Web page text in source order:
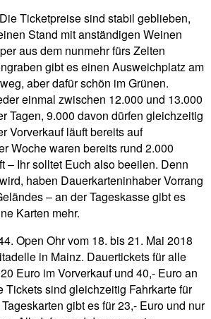
Ticketpreise sind stabil geblieben,
Stand mit anständigen Weinen
aus dem nunmehr fürs Zelten
gibt es einen Ausweichplatz am
aber dafür schön im Grünen.
einmal zwischen 12.000 und 13.000
Tagen, 9.000 davon dürfen gleichzeitig
Vorverkauf läuft bereits auf
Woche waren bereits rund 2.000
– Ihr solltet Euch also beeilen. Denn
haben Dauerkarteninhaber Vorrang
– an der Tageskasse gibt es
Karten mehr.
Open Ohr vom 18. bis 21. Mai 2018
in Mainz. Dauertickets für alle
Euro im Vorverkauf und 40,- Euro an
Tickets sind gleichzeitig Fahrkarte für
gibt es für 23,- Euro und nur